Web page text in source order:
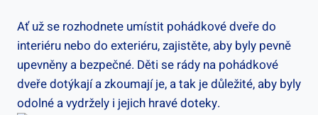
Ať už se rozhodnete umístit pohádkové dveře do
interiéru nebo do exteriéru, zajistěte, aby byly pevně
upevněny a bezpečné. Děti se rády na pohádkové
dveře dotýkají a zkoumají je, a tak je důležité, aby byly
odolné a vydržely i jejich hravé doteky.